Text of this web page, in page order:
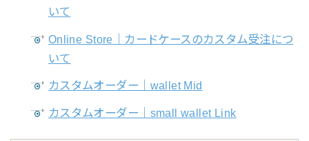
いて
Online Store｜カードケースのカスタム受注につ
いて
カスタムオーダー｜wallet Mid
カスタムオーダー｜small wallet Link